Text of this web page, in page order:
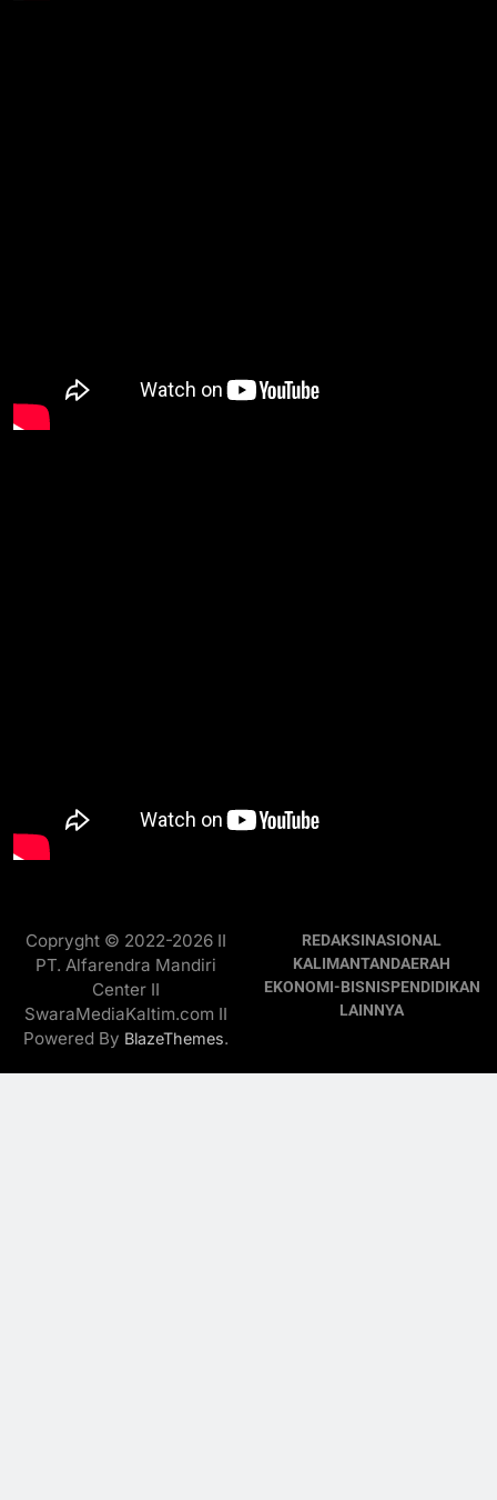
Copryght © 2022-2026 II
PT. Alfarendra Mandiri
Center II
SwaraMediaKaltim.com II
Powered By BlazeThemes.
REDAKSINASIONAL
KALIMANTANDAERAH
EKONOMI-BISNISPENDIDIKAN
LAINNYA